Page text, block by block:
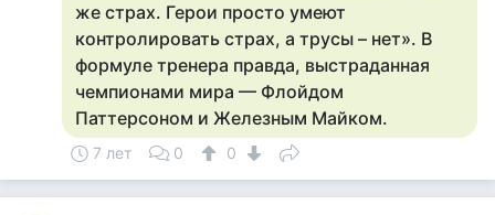
же страх. Герои просто умеют
контролировать страх, а трусы – нет». В
формуле тренера правда, выстраданная
чемпионами мира — Флойдом
Паттерсоном и Железным Майком.
7 лет 0 0